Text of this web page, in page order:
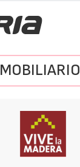
MOBILIARIO